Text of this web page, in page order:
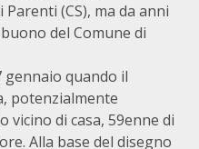
(CS), ma da anni
del Comune di
gennaio quando il
potenzialmente
vicino di casa, 59enne di
Alla base del disegno